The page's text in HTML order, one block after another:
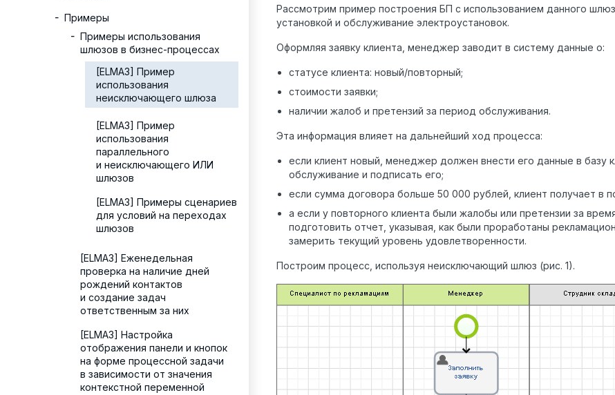
Примеры
Примеры использования
шлюзов в бизнес-процессах
[ELMA3] Пример
использования
неисключающего шлюза
[ELMA3] Пример
использования
параллельного
и неисключающего ИЛИ
шлюзов
[ELMA3] Примеры сценариев
для условий на переходах
шлюзов
[ELMA3] Еженедельная
проверка на наличие дней
рождений контактов
и создание задач
ответственным за них
[ELMA3] Настройка
отображения панели и кнопок
на форме процессной задачи
в зависимости от значения
контекстной переменной
Рассмотрим пример построения БП с использованием данного
установкой и обслуживание электроустановок.
Оформляя заявку клиента, менеджер заводит в систему данные о:
статусе клиента: новый/повторный;
стоимости заявки;
наличии жалоб и претензий за период обслуживания.
Эта информация влияет на дальнейший ход процесса:
если клиент новый, менеджер должен внести его данные в базу
обслуживание и подписать его;
если сумма договора больше 50 000 рублей, клиент получает в
а если у повторного клиента были жалобы или претензии за
подготовить отчет, указывая, как были проработаны
замерить текущий уровень удовлетворенности.
Построим процесс, используя неисключающий шлюз (рис. 1).